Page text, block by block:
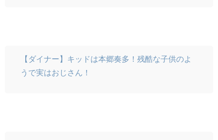
【ダイナー】キッドは本郷奏多！残酷な子供のよ
うで実はおじさん！